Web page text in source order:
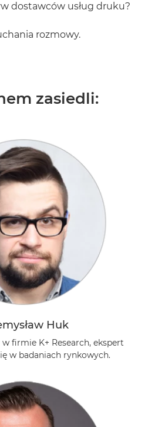
dostawców usług druku?
rozmowy.
zasiedli:
Huk
w firmie K+ Research, ekspert
w badaniach rynkowych.